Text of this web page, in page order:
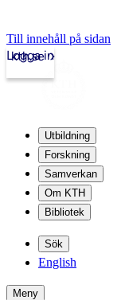
Till innehåll på sidan
kth.se
Logga in
Utbildning
Forskning
Samverkan
Om KTH
Bibliotek
Sök
English
Meny